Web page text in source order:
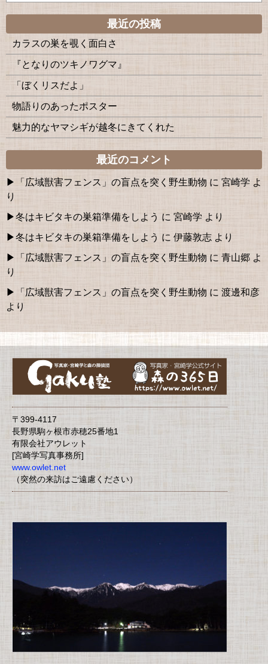
最近の投稿
カラスの巣を覗く面白さ
『となりのツキノワグマ』
「ぼくリスだよ」
物語りのあったポスター
魅力的なヤマシギが越冬にきてくれた
最近のコメント
「広域獣害フェンス」の盲点を突く野生動物 に 宮崎学 よ
り
冬はキビタキの巣箱準備をしよう に 宮崎学 より
冬はキビタキの巣箱準備をしよう に 伊藤敦志 より
「広域獣害フェンス」の盲点を突く野生動物 に 青山郷 よ
り
「広域獣害フェンス」の盲点を突く野生動物 に 渡邊和彦
より
〒399-4117
長野県駒ヶ根市赤穂25番地1
有限会社アウレット
[宮崎学写真事務所]
www.owlet.net
（突然の来訪はご遠慮ください）